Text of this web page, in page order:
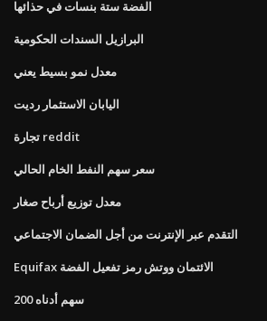
الفضة ستة بنسات في حذائها
البرازيل السندات الحكومية
معدل نمو بسيط يعني
اليابان الاستثمار رديت
تجارة reddit
سعر سهم النفط الخام الحالي
معدل توزيع أرباح صغار
التقدم عبر الإنترنت من أجل الضمان الاجتماعي
Equifax الائتمان ووتش رمز تفعيل الفضة
200 سهم أدناه